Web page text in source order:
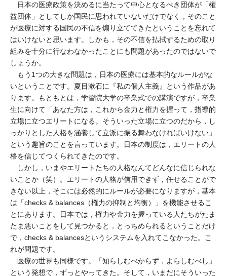
日本の医療政策を決めるに当たって中心となるべき団体が「権
益団体」としてしか国民に思われていないだけでなく，そのこと
が医療に対する国民の不信を煽り立ててきたということを忘れて
はいけないと思います。しかも，その不信を払拭するための取り
組みを十分に行なわなかったことにも問題があったのではないで
しょうか。
もう1つの大きな問題は，日本の医療には基本的なルールがな
いということです。夏目漱石に『私の個人主義』という作品があ
ります。もともとは，学習院大学の卒業式での講演ですが，卒業
生に向けて「あなた方は，これから金力と権力を握って，指導的
立場に立つエリートになる。そういった立場に立つのだから，し
っかりとした人格を涵養して立派に振る舞わなければいけない」
という趣旨のことを言っています。日本の制度は，エリートの人
格を信じてつくられてきたのです。
しかし，いまやエリートたちの人格なんてどんなに信じられな
いことか（笑）。エリートの人格が信用できず，任せることがで
きない以上，そこには必然的にルールが必要になりますが，基本
は「checks & balances（権力の抑制と均衡）」を機能させるこ
とにあります。日本では，権力や金力を握っている人たちがたま
たま悪いことをして見つかると，とっちめられるということだけ
で，checks & balancesというシステムを入れてこなかった。こ
れが問題です。
医療の世界も同様です。「知らしむべからず，よらしむべし」
という発想で，ずっとやってきた。そして，いまだにそういった